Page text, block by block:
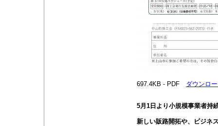
697.4KB - PDF ダウンロ
5月1日より小規模事業者持
新しい販路開拓や、ビジネ